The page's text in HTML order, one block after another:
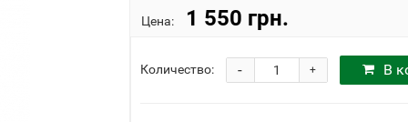
Цена: 1 550 грн.
Количество: +
- В